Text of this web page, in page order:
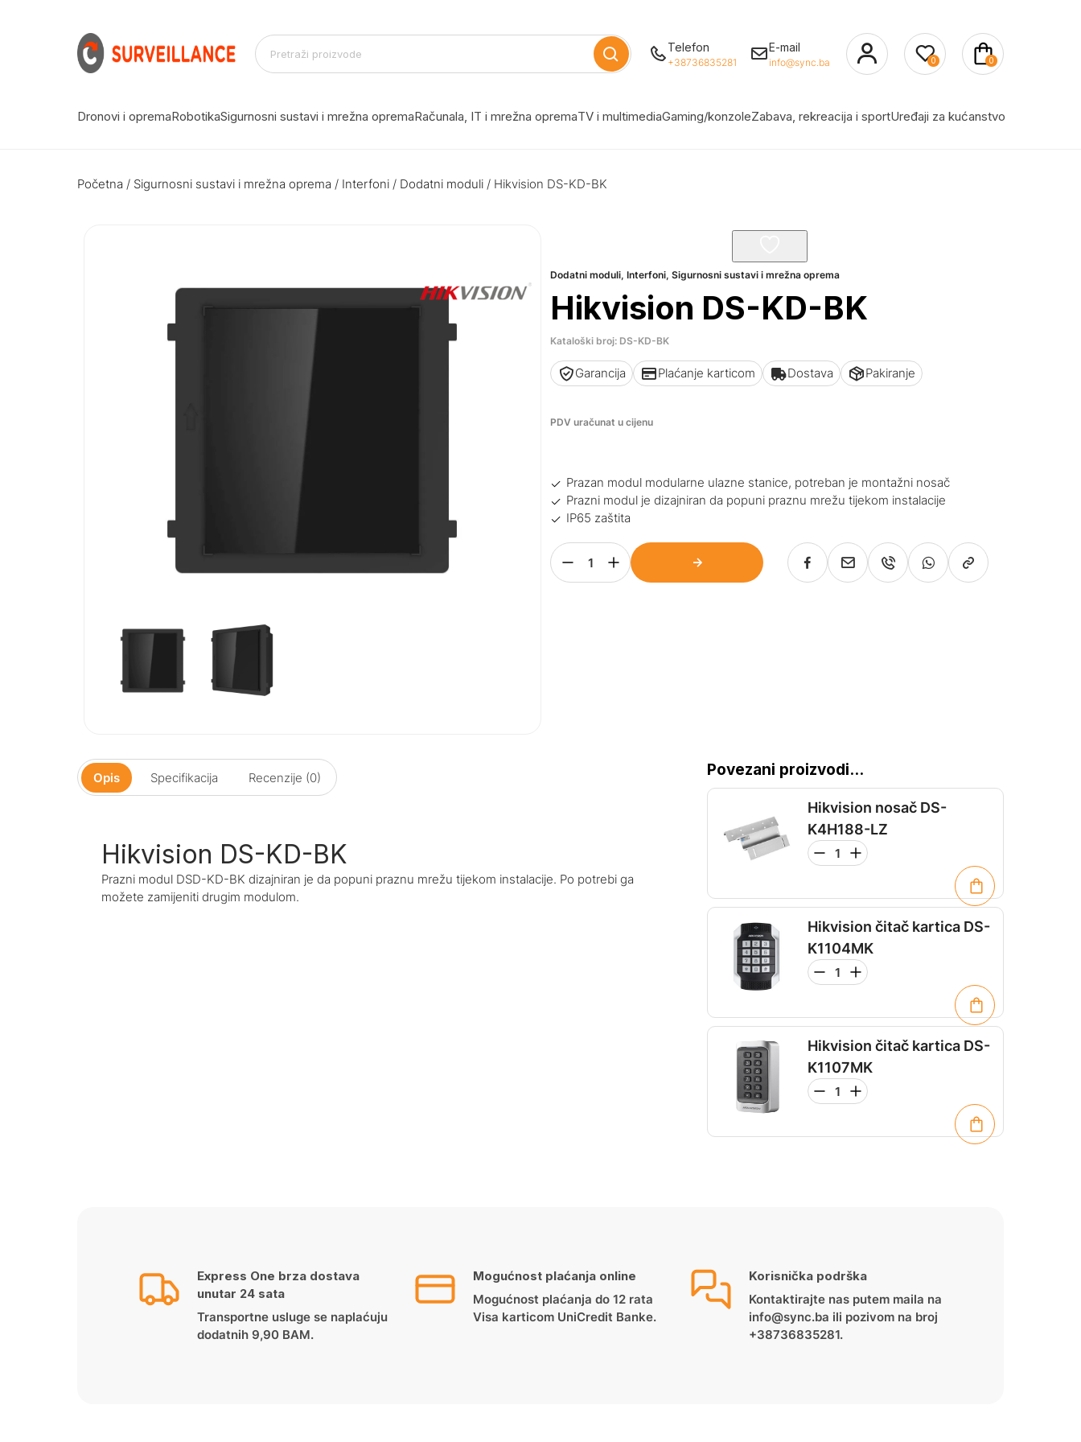
Telefon
+38736835281
E-mail
info@sync.ba 0 0
Dronovi i opremaRobotikaSigurnosni sustavi i mrežna opremaRačunala, IT i mrežna opremaTV i multimediaGaming/konzoleZabava, rekreacija i sportUređaji za kućanstvo
Početna / Sigurnosni sustavi i mrežna oprema / Interfoni / Dodatni moduli / Hikvision DS-KD-BK
Dodatni moduli,Interfoni,Sigurnosni sustavi i mrežna oprema
Hikvision DS-KD-BK
Kataloški broj: DS-KD-BK
Garancija Plaćanje karticom Dostava Pakiranje
PDV uračunat u cijenu
Prazan modul modularne ulazne stanice, potreban je montažni nosač
Prazni modul je dizajniran da popuni praznu mrežu tijekom instalacije
IP65 zaštita
Opis Specifikacija Recenzije (0)
Hikvision DS-KD-BK
Prazni modul DSD-KD-BK dizajniran je da popuni praznu mrežu tijekom instalacije. Po potrebi ga
možete zamijeniti drugim modulom.
Povezani proizvodi...
Hikvision nosač DS-
K4H188-LZ
Hikvision čitač kartica DS-
K1104MK
Hikvision čitač kartica DS-
K1107MK
Express One brza dostava
unutar 24 sata
Transportne usluge se naplaćuju
dodatnih 9,90 BAM.
Mogućnost plaćanja online
Mogućnost plaćanja do 12 rata
Visa karticom UniCredit Banke.
Korisnička podrška
Kontaktirajte nas putem maila na
info@sync.ba ili pozivom na broj
+38736835281.